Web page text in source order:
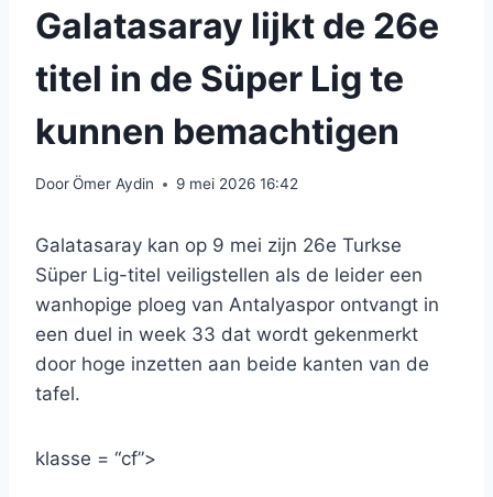
Galatasaray lijkt de 26e
titel in de Süper Lig te
kunnen bemachtigen
DoorÖmer Aydin 9 mei 2026 16:42
Galatasaray kan op 9 mei zijn 26e Turkse
Süper Lig-titel veiligstellen als de leider een
wanhopige ploeg van Antalyaspor ontvangt in
een duel in week 33 dat wordt gekenmerkt
door hoge inzetten aan beide kanten van de
tafel.
klasse = “cf”>